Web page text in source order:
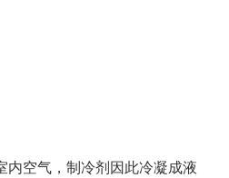
空气，制冷剂因此冷凝成液